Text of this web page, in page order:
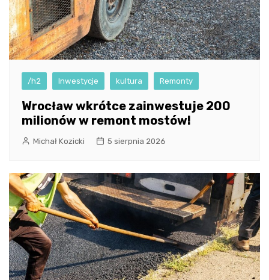
/h2 Inwestycje kultura Remonty
Wrocław wkrótce zainwestuje 200
milionów w remont mostów!
Michał Kozicki 5 sierpnia 2026